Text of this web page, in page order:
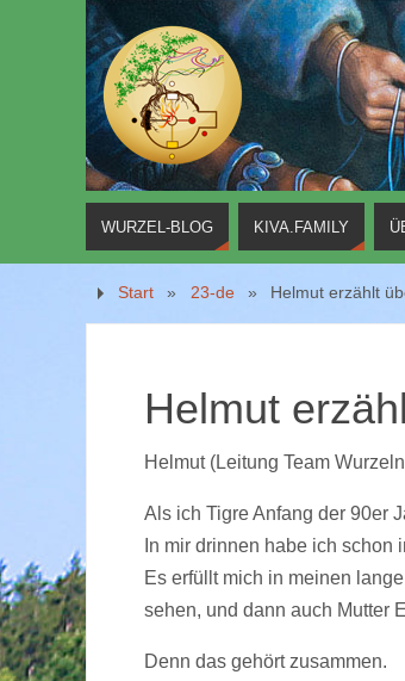
WURZEL-BLOG KIVA.FAMILY
Start » 23-de » Helmut erzählt
Helmut
Helmut (Leitung Team
Als ich Tigre Anfang der 90er
In mir drinnen habe ich schon
Es erfüllt mich in meinen
sehen, und dann auch Mutter
Denn das gehört zusammen.